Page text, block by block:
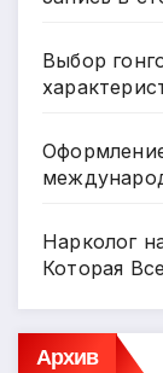
Выбор
Нарколог
Которая
Архив